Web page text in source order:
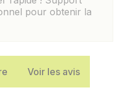
pour obtenir la
Voir les avis